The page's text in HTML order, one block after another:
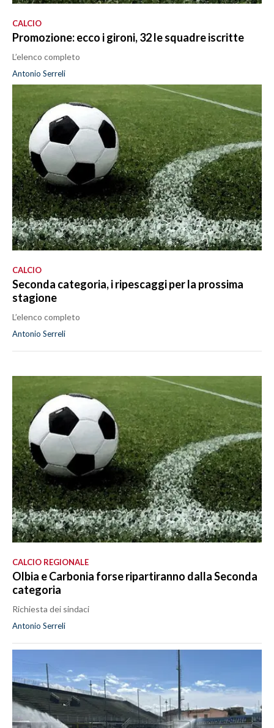
CALCIO
Promozione: ecco i gironi, 32 le squadre iscritte
L’elenco completo
Antonio Serreli
CALCIO
Seconda categoria, i ripescaggi per la prossima
stagione
L’elenco completo
Antonio Serreli
CALCIO REGIONALE
Olbia e Carbonia forse ripartiranno dalla Seconda
categoria
Richiesta dei sindaci
Antonio Serreli